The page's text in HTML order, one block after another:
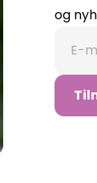
og
E-